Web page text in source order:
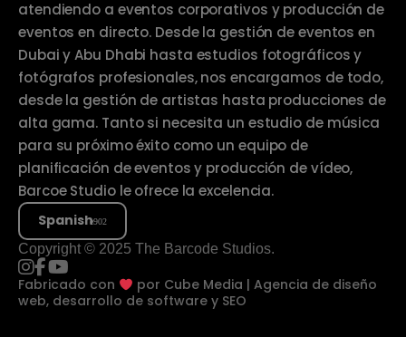
atendiendo a eventos corporativos y producción de
eventos en directo. Desde la gestión de eventos en
Dubai y Abu Dhabi hasta estudios fotográficos y
fotógrafos profesionales, nos encargamos de todo,
desde la gestión de artistas hasta producciones de
alta gama. Tanto si necesita un estudio de música
para su próximo éxito como un equipo de
planificación de eventos y producción de vídeo,
Barcoe Studio le ofrece la excelencia.
Spanish
Copyright © 2025 The Barcode Studios.
Fabricado con por Cube Media | Agencia de diseño
web, desarrollo de software y SEO